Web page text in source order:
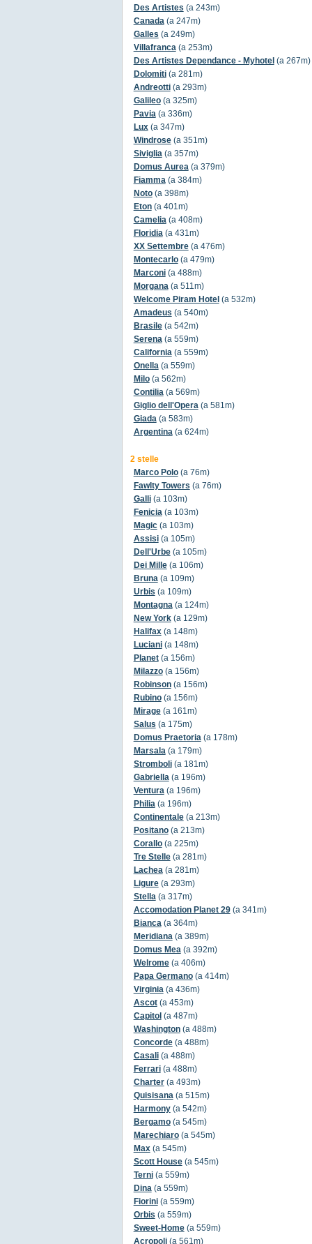
Des Artistes (a 243m)
Canada(a 247m)
Galles (a 249m)
Villafranca(a 253m)
Des Artistes Dependance - Myhotel (a 267m)
Dolomiti(a 281m)
Andreotti(a 293m)
Galileo(a 325m)
Pavia(a 336m)
Lux(a 347m)
Windrose(a 351m)
Siviglia(a 357m)
Domus Aurea(a 379m)
Fiamma(a 384m)
Noto(a 398m)
Eton(a 401m)
Camelia(a 408m)
Floridia(a 431m)
XX Settembre(a 476m)
Montecarlo(a 479m)
Marconi(a 488m)
Morgana(a 511m)
Welcome Piram Hotel (a 532m)
Amadeus (a 540m)
Brasile(a 542m)
Serena(a 559m)
California(a 559m)
Onella(a 559m)
Milo(a 562m)
Contilia(a 569m)
Giglio dell'Opera(a 581m)
Giada(a 583m)
Argentina(a 624m)
2 stelle
Marco Polo(a 76m)
Fawlty Towers (a 76m)
Galli(a 103m)
Fenicia(a 103m)
Magic(a 103m)
Assisi(a 105m)
Dell'Urbe(a 105m)
Dei Mille(a 106m)
Bruna(a 109m)
Urbis (a 109m)
Montagna(a 124m)
New York(a 129m)
Halifax(a 148m)
Luciani(a 148m)
Planet(a 156m)
Milazzo(a 156m)
Robinson(a 156m)
Rubino(a 156m)
Mirage(a 161m)
Salus (a 175m)
Domus Praetoria(a 178m)
Marsala(a 179m)
Stromboli(a 181m)
Gabriella(a 196m)
Ventura(a 196m)
Philia(a 196m)
Continentale(a 213m)
Positano(a 213m)
Corallo(a 225m)
Tre Stelle(a 281m)
Lachea(a 281m)
Ligure(a 293m)
Stella(a 317m)
Accomodation Planet 29(a 341m)
Bianca(a 364m)
Meridiana(a 389m)
Domus Mea(a 392m)
Welrome(a 406m)
Papa Germano(a 414m)
Virginia(a 436m)
Ascot(a 453m)
Capitol (a 487m)
Washington(a 488m)
Concorde(a 488m)
Casali(a 488m)
Ferrari(a 488m)
Charter(a 493m)
Quisisana(a 515m)
Harmony(a 542m)
Bergamo(a 545m)
Marechiaro(a 545m)
Max(a 545m)
Scott House(a 545m)
Terni(a 559m)
Dina(a 559m)
Fiorini(a 559m)
Orbis (a 559m)
Sweet-Home(a 559m)
Acropoli(a 561m)